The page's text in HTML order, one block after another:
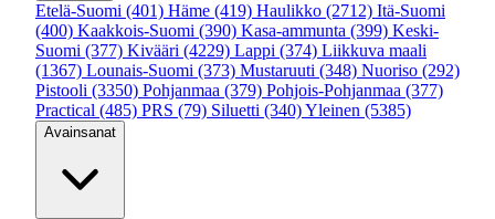
Etelä-Suomi (401) Häme (419) Haulikko (2712) Itä-Suomi
(400) Kaakkois-Suomi (390) Kasa-ammunta (399) Keski-
Suomi (377) Kivääri (4229) Lappi (374) Liikkuva maali
(1367) Lounais-Suomi (373) Mustaruuti (348) Nuoriso (292)
Pistooli (3350) Pohjanmaa (379) Pohjois-Pohjanmaa (377)
Practical (485) PRS (79) Siluetti (340)Yleinen (5385)
Avainsanat